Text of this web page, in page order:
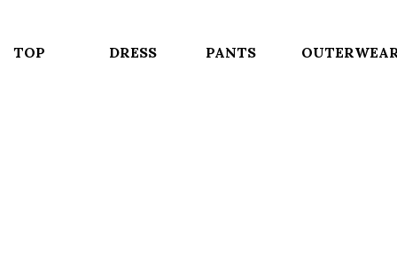
TOP DRESS PANTS